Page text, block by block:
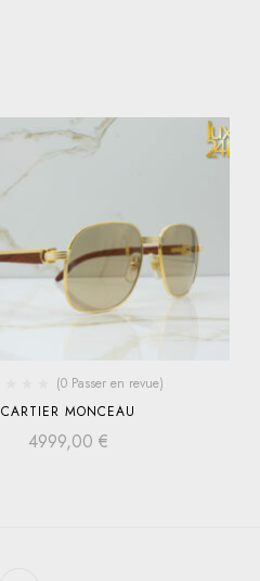
(0 Passer en revue)
CARTIER MONCEAU
4999,00 €